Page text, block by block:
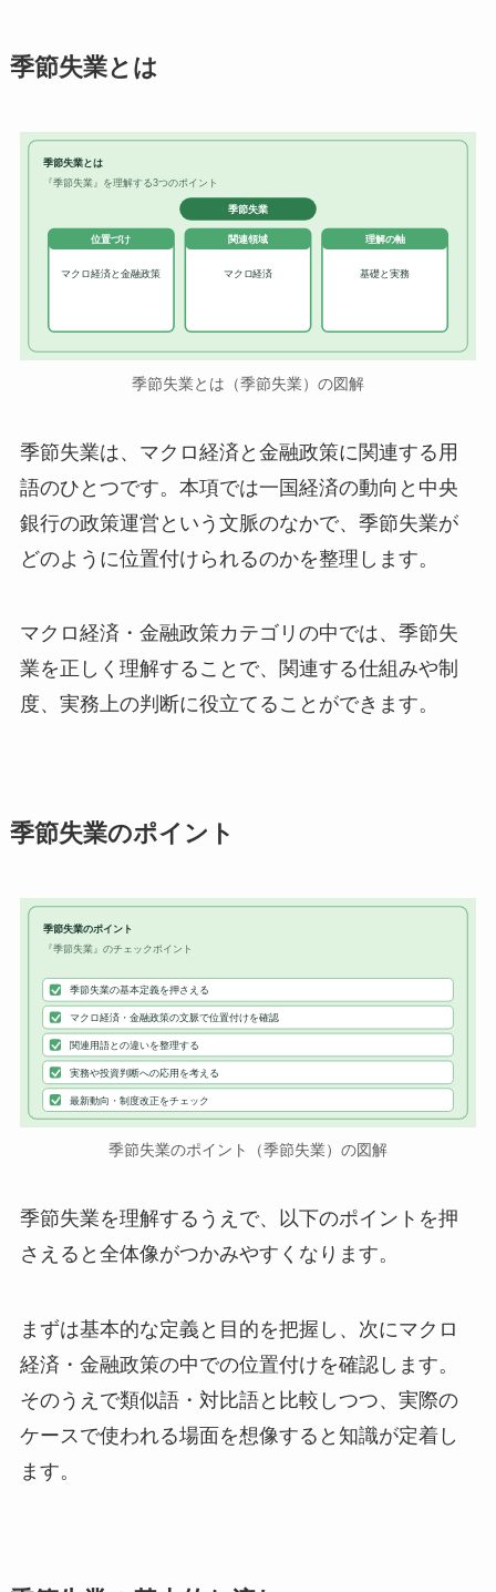
季節失業とは
季節失業とは
『季節失業』を理解する3つのポイント
季節失業
位置づけ
マクロ経済と金融政策
関連領域
マクロ経済
理解の軸
基礎と実務
季節失業とは（季節失業）の図解
季節失業は、マクロ経済と金融政策に関連する用
語のひとつです。本項では一国経済の動向と中央
銀行の政策運営という文脈のなかで、季節失業が
どのように位置付けられるのかを整理します。
マクロ経済・金融政策カテゴリの中では、季節失
業を正しく理解することで、関連する仕組みや制
度、実務上の判断に役立てることができます。
季節失業のポイント
季節失業のポイント
『季節失業』のチェックポイント
季節失業の基本定義を押さえる
マクロ経済・金融政策の文脈で位置付けを確認
関連用語との違いを整理する
実務や投資判断への応用を考える
最新動向・制度改正をチェック
季節失業のポイント（季節失業）の図解
季節失業を理解するうえで、以下のポイントを押
さえると全体像がつかみやすくなります。
まずは基本的な定義と目的を把握し、次にマクロ
経済・金融政策の中での位置付けを確認します。
そのうえで類似語・対比語と比較しつつ、実際の
ケースで使われる場面を想像すると知識が定着し
ます。